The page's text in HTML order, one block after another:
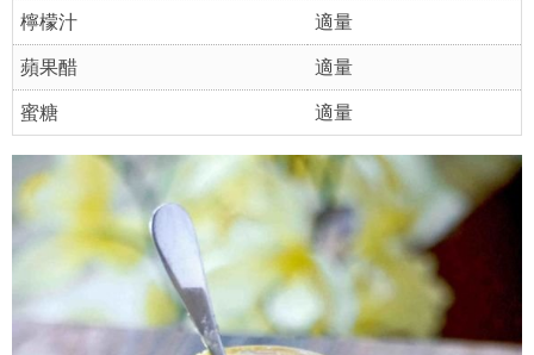
檸檬汁 適量
蘋果醋 適量
蜜糖 適量